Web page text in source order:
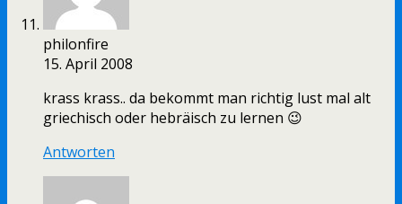
philonfire
15. April 2008
krass krass.. da bekommt man richtig lust mal alt
griechisch oder hebräisch zu lernen 😉
Antworten